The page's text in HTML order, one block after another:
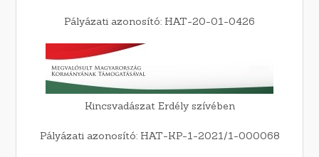
Pályázati azonosító: HAT-20-01-0426
Kincsvadászat Erdély szívében
Pályázati azonosító: HAT-KP-1-2021/1-000068